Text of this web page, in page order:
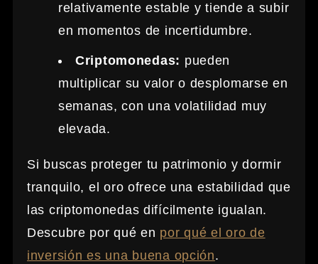
relativamente estable y tiende a subir
en momentos de incertidumbre.
Criptomonedas: pueden
multiplicar su valor o desplomarse en
semanas, con una volatilidad muy
elevada.
Si buscas proteger tu patrimonio y dormir
tranquilo, el oro ofrece una estabilidad que
las criptomonedas difícilmente igualan.
Descubre por qué en por qué el oro de
inversión es una buena opción.